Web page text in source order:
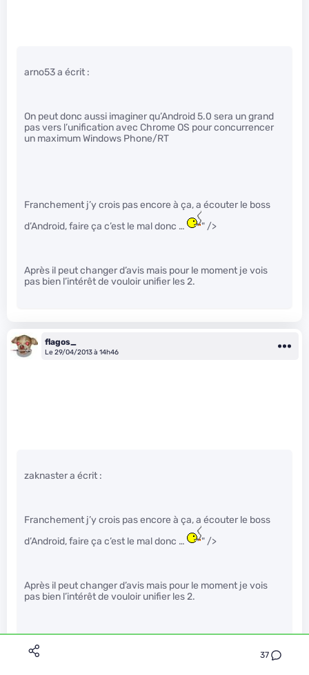
37
arno53 a écrit :
On peut donc aussi imaginer qu’Android 5.0 sera un grand
pas vers l’unification avec Chrome OS pour concurrencer
un maximum Windows Phone/RT
Franchement j’y crois pas encore à ça, a écouter le boss
d’Android, faire ça c’est le mal donc …
" />
Après il peut changer d’avis mais pour le moment je vois
pas bien l’intérêt de vouloir unifier les 2.
flagos_
Le 29/04/2013 à 14h46
zaknaster a écrit :
Franchement j’y crois pas encore à ça, a écouter le boss
d’Android, faire ça c’est le mal donc …
" />
Après il peut changer d’avis mais pour le moment je vois
pas bien l’intérêt de vouloir unifier les 2.